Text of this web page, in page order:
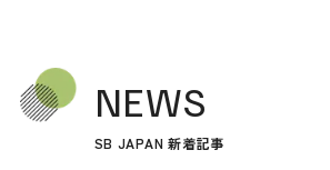
NEWS
SB JAPAN 新着記事